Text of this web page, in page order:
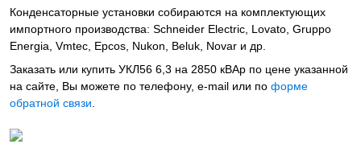
Конденсаторные установки собираются на комплектующих
импортного производства: Schneider Electric, Lovato, Gruppo
Energia, Vmtec, Epcos, Nukon, Beluk, Novar и др.
Заказать или купить УКЛ56 6,3 на 2850 кВАр по цене указанной
на сайте, Вы можете по телефону, e-mail или по форме
обратной связи.